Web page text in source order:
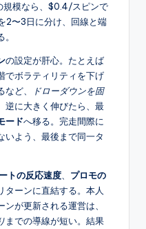
規模なら、$0.4/スピンで
2〜3日に分け、回線と端
の設定が肝心。たとえば
でボラティリティを下げ
ど、
ドローダウンを固
逆に大きく伸びたら、最
ードへ移る。完走間際に
いよう、最後まで同一タ
トの反応速度
プロモの
ターンに直結する。本人
が更新される運営は、
までの導線が短い。結果